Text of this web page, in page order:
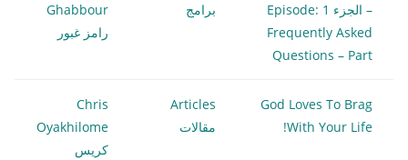
– الجزء 1 Episode:
Frequently Asked
Questions – Part
برامج
Ghabbour
رامز غبور
God Loves To Brag
With Your Life!
Articles
مقالات
Chris
Oyakhilome
كريس